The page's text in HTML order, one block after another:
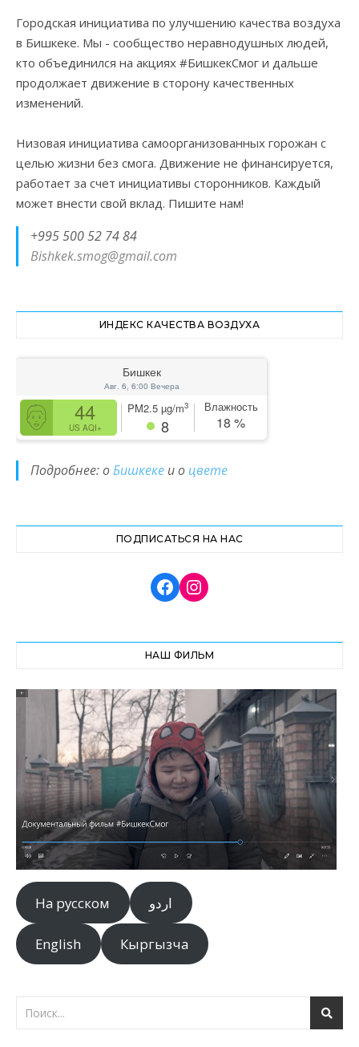
Городская инициатива по улучшению качества воздуха
в Бишкеке. Мы - сообщество неравнодушных людей,
кто объединился на акциях #БишкекСмог и дальше
продолжает движение в сторону качественных
изменений.
Низовая инициатива самоорганизованных горожан с
целью жизни без смога. Движение не финансируется,
работает за счет инициативы сторонников. Каждый
может внести свой вклад. Пишите нам!
+995 500 52 74 84
Bishkek.smog@gmail.com
ИНДЕКС КАЧЕСТВА ВОЗДУХА
Бишкек
Авг. 6, 6:00 Вечера
44
US AQI+
PM2.5 µg/m3
8
Влажность
18 %
Подробнее: оБишкеке и о цвете
ПОДПИСАТЬСЯ НА НАС
НАШ ФИЛЬМ
На русском اردو
English Кыргызча